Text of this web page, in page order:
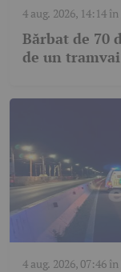
4 aug. 2026, 14:14în
Bărbat de 70
de un
4 aug. 2026, 07:46în